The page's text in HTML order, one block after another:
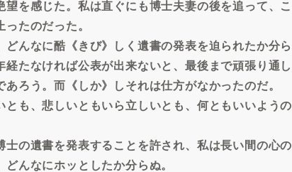
を感じた。私は直ぐにも博士夫妻の後を追って、こ
たのだった。
んなに酷《きび》しく遺書の発表を迫られたか分ら
たなければ公表が出来ないと、最後まで頑張り通し
ろう。而《しか》しそれは仕方がなかったのだ。
も、悲しいともいら立しいとも、何ともいいようの
の遺書を発表することを許され、私は長い間の心の
んなにホッとしたか分らぬ。